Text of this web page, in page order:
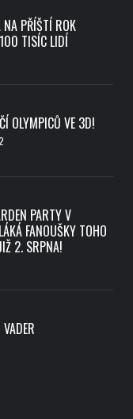
NA PŘÍŠTÍ ROK
TISÍC LIDÍ
OLYMPICŮ VE 3D!
PARTY V
FANOUŠKY TOHO
2. SRPNA!